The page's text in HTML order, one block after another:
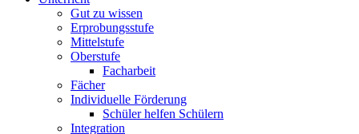
Gut zu wissen
Erprobungsstufe
Mittelstufe
Oberstufe
Facharbeit
Fächer
Individuelle Förderung
Schüler helfen Schülern
Integration